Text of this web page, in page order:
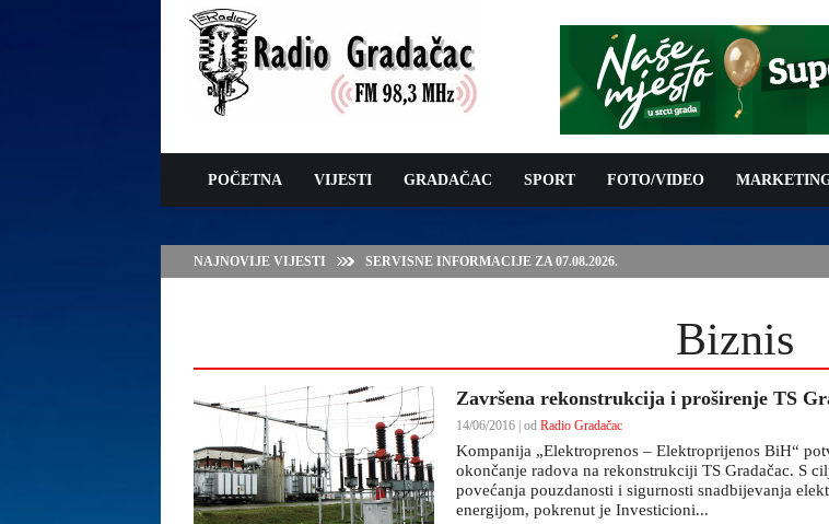
POČETNA VIJESTI GRADAČAC SPORT FOTO/VIDEO
NAJNOVIJE VIJESTI SERVISNE INFORMACIJE ZA 07.08.2026.
Biznis
Završena rekonstrukcija i proširenje TS
14/06/2016 | od Radio Gradačac
Kompanija „Elektroprenos – Elektroprijenos BiH“
okončanje radova na rekonstrukciji TS Gradačac. S
povećanja pouzdanosti i sigurnosti snadbijevanja
energijom, pokrenut je Investicioni...